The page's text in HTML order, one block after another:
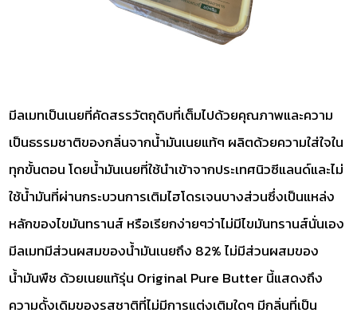
มีลเมทเป็นเนยที่คัดสรรวัตถุดิบที่เต็มไปด้วยคุณภาพและความ
เป็นธรรมชาติของกลิ่นจากน้ำมันเนยแท้ๆ ผลิตด้วยความใส่ใจใน
ทุกขั้นตอน โดยน้ำมันเนยที่ใช้นำเข้าจากประเทศนิวซีแลนด์และไม่
ใช้น้ำมันที่ผ่านกระบวนการเติมไฮโดรเจนบางส่วนซึ่งเป็นแหล่ง
หลักของไขมันทรานส์ หรือเรียกง่ายๆว่าไม่มีไขมันทรานส์นั่นเอง
มีลเมทมีส่วนผสมของน้ำมันเนยถึง 82% ไม่มีส่วนผสมของ
น้ำมันพืช ด้วยเนยแท้รุ่น Original Pure Butter นี้แสดงถึง
ความดั้งเดิมของรสชาติที่ไม่มีการแต่งเติมใดๆ มีกลิ่นที่เป็น